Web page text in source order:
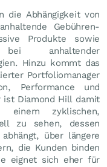
die Abhängigkeit von
Gebühren-
Produkte sowie
anhaltender
Hinzu kommt das
Portfoliomanager
Performance und
ist Diamond Hill damit
zyklischen,
zu sehen, dessen
über längere
die Kunden binden
eignet sich eher für